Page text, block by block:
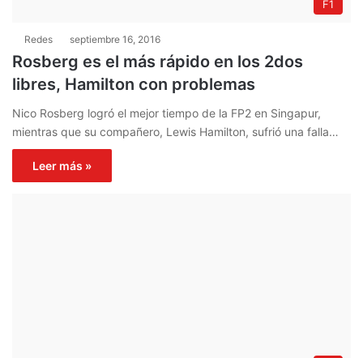
F1
Redes septiembre 16, 2016
Rosberg es el más rápido en los 2dos
libres, Hamilton con problemas
Nico Rosberg logró el mejor tiempo de la FP2 en Singapur,
mientras que su compañero, Lewis Hamilton, sufrió una falla…
Leer más »